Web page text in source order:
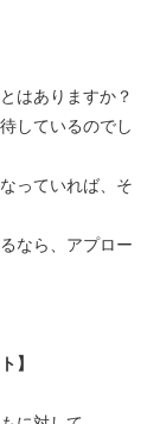
はありますか？
しているのでし
っていれば、そ
なら、アプロー
】